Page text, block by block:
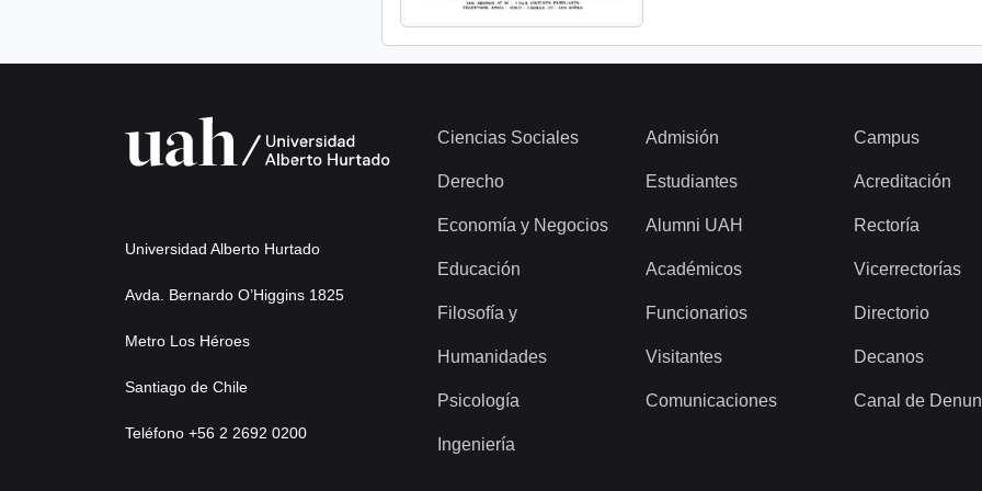
Universidad Alberto Hurtado
Avda. Bernardo O’Higgins 1825
Metro Los Héroes
Santiago de Chile
Teléfono +56 2 2692 0200
Ciencias Sociales
Derecho
Economía y Negocios
Educación
Filosofía y
Humanidades
Psicología
Ingeniería
Admisión
Estudiantes
Alumni UAH
Académicos
Funcionarios
Visitantes
Comunicaciones
Campus
Acreditación
Rectoría
Vicerrectorías
Directorio
Decanos
Canal de